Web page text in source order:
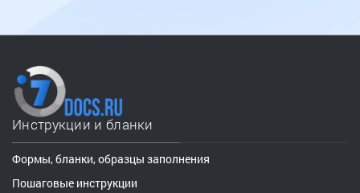
Инструкции и бланки
Формы, бланки, образцы заполнения
Пошаговые инструкции